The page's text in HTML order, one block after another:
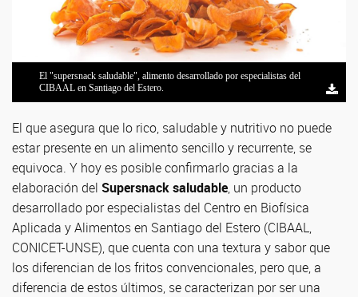
El "supersnack saludable", alimento desarrollado por especialistas del
CIBAAL en Santiago del Estero.
Integrantes del Laboratorio de Fisicoquímica de Alimentos del CIBAAL,
del que forma parte Kvapil.
Florencia Kvapil, una de las protagonistas de la elaboración del snack
saludable.
El que asegura que lo rico, saludable y nutritivo no puede
estar presente en un alimento sencillo y recurrente, se
equivoca. Y hoy es posible confirmarlo gracias a la
elaboración del Supersnack saludable, un producto
desarrollado por especialistas del Centro en Biofísica
Aplicada y Alimentos en Santiago del Estero (CIBAAL,
CONICET-UNSE), que cuenta con una textura y sabor que
los diferencian de los fritos convencionales, pero que, a
diferencia de estos últimos, se caracterizan por ser una